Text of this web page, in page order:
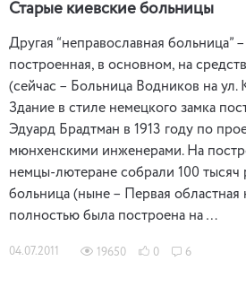
Старые киевские больницы
Другая “неправославная больница”
построенная, в основном, на
(сейчас – Больница Водников на ул.
Здание в стиле немецкого замка
Эдуард Брадтман в 1913 году по
мюнхенскими инженерами. На
немцы-лютеране собрали 100 тысяч
больница (ныне – Первая областная
полностью была построена на …
04.07.2011 19650 0 6